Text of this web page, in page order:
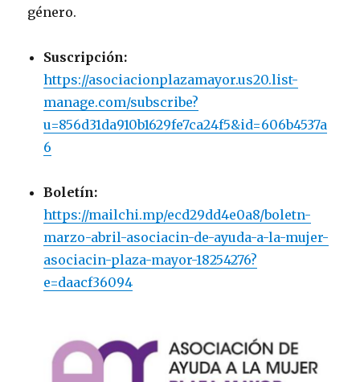
género.
Suscripción:
https://asociacionplazamayor.us20.list-
manage.com/subscribe?
u=856d31da910b1629fe7ca24f5&id=606b4537a
6
Boletín:
https://mailchi.mp/ecd29dd4e0a8/boletn-
marzo-abril-asociacin-de-ayuda-a-la-mujer-
asociacin-plaza-mayor-18254276?
e=daacf36094